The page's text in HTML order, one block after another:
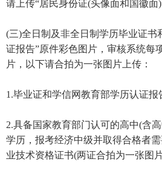
请上传“居民身份证(头像面和国徽面
(三)全日制及非全日制学历毕业证书
证报告”原件彩色图片，审核系统每
片，以下请合拍为一张图片上传：
1.毕业证和学信网教育部学历认证报
2.具备国家教育部门认可的高中(含
学历，报考经济中级并取得合格者
业技术资格证书(两证合拍为一张图片